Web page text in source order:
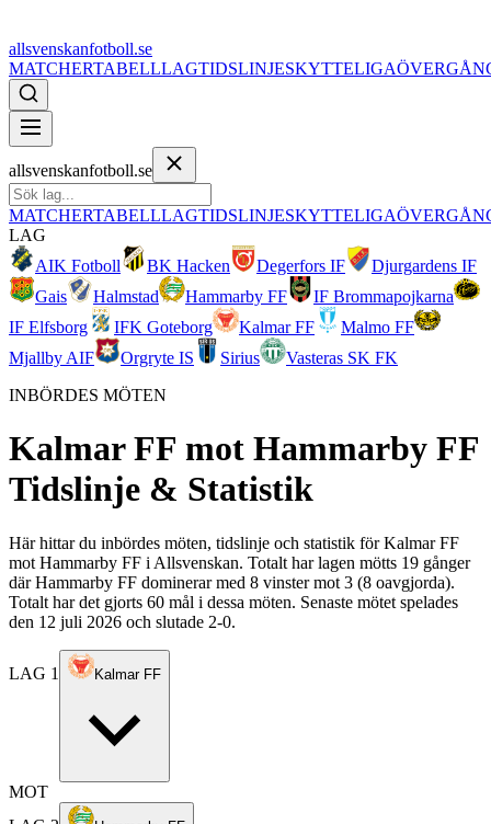
allsvenskanfotboll.se
MATCHERTABELLLAGTIDSLINJESKYTTELIGA
allsvenskanfotboll.se
MATCHERTABELLLAGTIDSLINJESKYTTELIGA
LAG
AIK Fotboll
BK Hacken Degerfors IF
Djurgardens IF
Gais
Halmstad Hammarby FF
IF Brommapojkarna
IF Elfsborg
IFK Goteborg Kalmar FF
Malmo FF
Mjallby AIF
Orgryte IS Sirius
Vasteras SK FK
INBÖRDES MÖTEN
Kalmar FF mot Hammarby FF
Tidslinje & Statistik
Här hittar du inbördes möten, tidslinje och statistik för Kalmar FF
mot Hammarby FF i Allsvenskan. Totalt har lagen mötts 19 gånger
där Hammarby FF dominerar med 8 vinster mot 3 (8 oavgjorda).
Totalt har det gjorts 60 mål i dessa möten. Senaste mötet spelades
den 12 juli 2026 och slutade 2-0.
LAG 1 Kalmar FF
MOT